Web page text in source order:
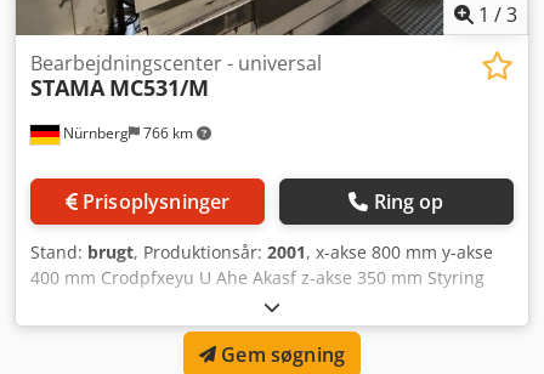
1 /3
Nürnberg 766 km
Bearbejdningscenter - universal
STAMA MC531/M
Prisoplysninger Ring op
Stand: brugt, Produktionsår: 2001, x-akse 800 mm y-akse
400 mm Crodpfxeyu U Ahe Akasf z-akse 350 mm Styring
SIN840D A-akse 360 x 0,001 ° B-akse -30 - +90 x 0,001 °
Emnestørrelse diameter 15 - 80 mm Emnelængde - maks.
800 mm Værktøjsoptagelse SK40 Spindelhastigheder -
Gem søgning